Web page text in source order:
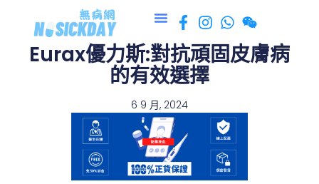
Eurax優力斯:對抗頑固皮膚病
的有效選擇
6 9 月, 2024